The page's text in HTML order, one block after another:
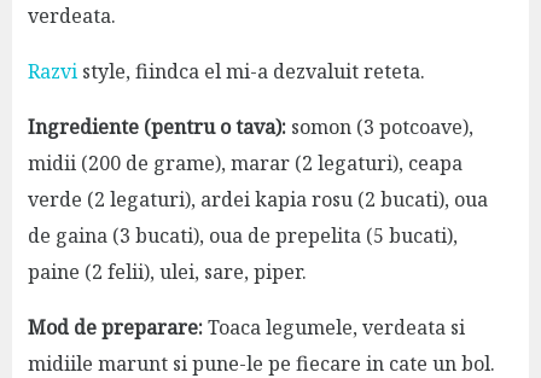
verdeata.
Razvistyle, fiindca el mi-a dezvaluit reteta.
Ingrediente (pentru o tava):somon (3 potcoave),
midii (200 de grame), marar (2 legaturi), ceapa
verde (2 legaturi), ardei kapia rosu (2 bucati), oua
de gaina (3 bucati), oua de prepelita (5 bucati),
paine (2 felii), ulei, sare, piper.
Mod de preparare:Toaca legumele, verdeata si
midiile marunt si pune-le pe fiecare in cate un bol.